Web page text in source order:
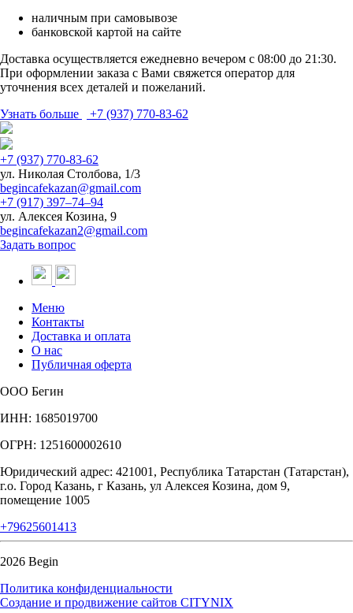
наличным при самовывозе
банковской картой на сайте
Доставка осуществляется ежедневно вечером с 08:00 до 21:30.
При оформлении заказа с Вами свяжется оператор для
уточнения всех деталей и пожеланий.
Узнать больше
+7 (937) 770-83-62
+7 (937) 770-83-62
ул. Николая Столбова, 1/3
begincafekazan@gmail.com
+7 (917) 397‒74‒94
ул. Алексея Козина, 9
begincafekazan2@gmail.com
Задать вопрос
Меню
Контакты
Доставка и оплата
О нас
Публичная оферта
ООО Бегин
ИНН: 1685019700
ОГРН: 1251600002610
Юридический адрес: 421001, Республика Татарстан (Татарстан),
г.о. Город Казань, г Казань, ул Алексея Козина, дом 9,
помещение 1005
+79625601413
2026 Begin
Политика конфиденциальности
Создание и продвижение сайтов CITYNIX